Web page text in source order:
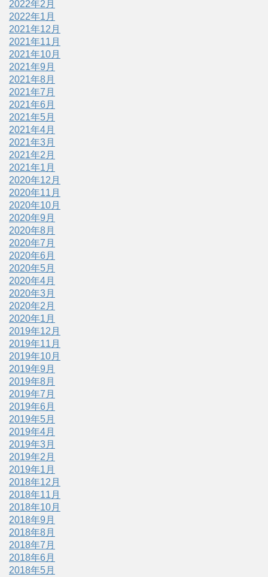
2022年2月
2022年1月
2021年12月
2021年11月
2021年10月
2021年9月
2021年8月
2021年7月
2021年6月
2021年5月
2021年4月
2021年3月
2021年2月
2021年1月
2020年12月
2020年11月
2020年10月
2020年9月
2020年8月
2020年7月
2020年6月
2020年5月
2020年4月
2020年3月
2020年2月
2020年1月
2019年12月
2019年11月
2019年10月
2019年9月
2019年8月
2019年7月
2019年6月
2019年5月
2019年4月
2019年3月
2019年2月
2019年1月
2018年12月
2018年11月
2018年10月
2018年9月
2018年8月
2018年7月
2018年6月
2018年5月